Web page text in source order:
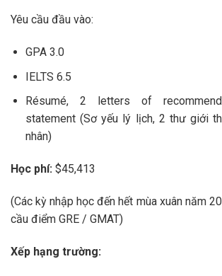
Yêu cầu đầu vào:
GPA 3.0
IELTS 6.5
Résumé, 2 letters of
statement (Sơ yếu lý lịch, 2 thư giới
nhân)
Học phí: $45,413
(Các kỳ nhập học đến hết mùa xuân năm
cầu điểm GRE / GMAT)
Xếp hạng trường: